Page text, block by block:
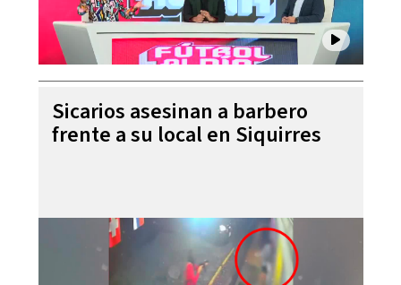
Sicarios asesinan a barbero
frente a su local en Siquirres